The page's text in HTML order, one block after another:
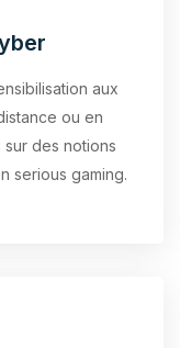
aux
ou en
des notions
serious gaming.